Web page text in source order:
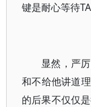
键是耐心等待
显然，严
和不给他讲道
的后果不仅仅